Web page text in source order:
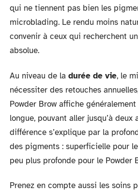
qui ne tiennent pas bien les
microblading. Le rendu moins
convenir à ceux qui recherchent
absolue.
Au niveau de la durée de vie, le
nécessiter des retouches
Powder Brow affiche
longue, pouvant aller jusqu’à deux
différence s’explique par la
des pigments : superficielle pour
peu plus profonde pour le Powder
Prenez en compte aussi les soins